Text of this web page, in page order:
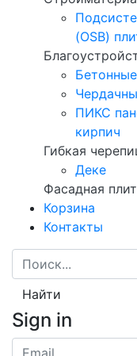
(OSB)
ПИКС
кирпич
Гибкая
Деке
Фасадная
Корзина
Контакты
Найти
Sign in